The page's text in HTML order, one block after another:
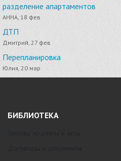
разделение апартаментов
АННА, 18 фев
ДТП
Дмитрий, 27 фев
Перепланировка
Юлия, 20 мар
БИБЛИОТЕКА